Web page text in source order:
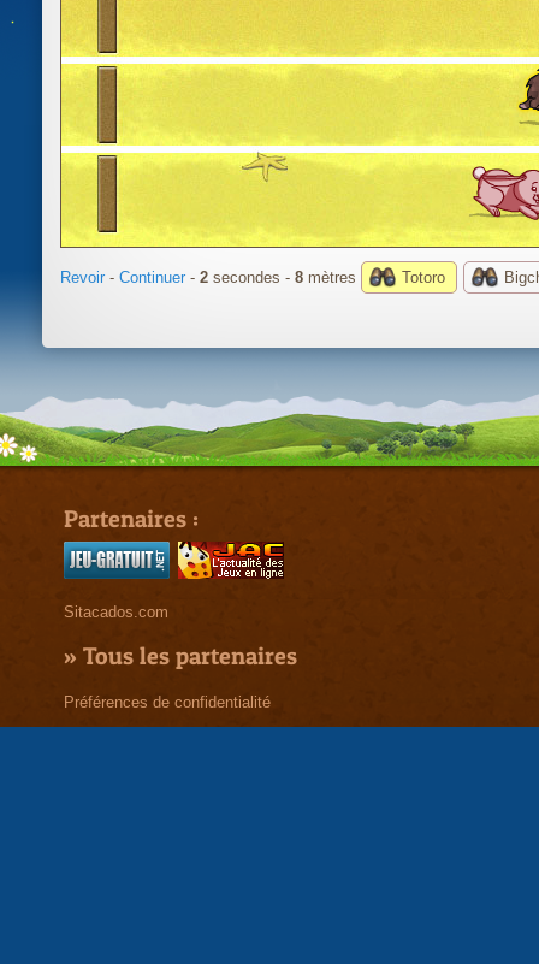
Revoir - Continuer - 3 secondes - 10mètres Totoro
Partenaires :
Sitacados.com
» Tous les partenaires
Préférences de confidentialité